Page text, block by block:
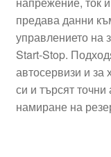
предава данни
управлението на
Start-Stop.
автосервизи и за
си и търсят
намиране на